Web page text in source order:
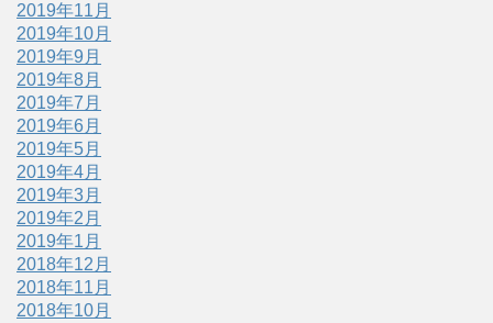
2019年11月
2019年10月
2019年9月
2019年8月
2019年7月
2019年6月
2019年5月
2019年4月
2019年3月
2019年2月
2019年1月
2018年12月
2018年11月
2018年10月